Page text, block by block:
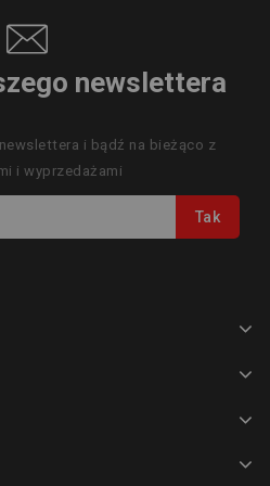
newslettera
i bądź na bieżąco z
i wyprzedażami